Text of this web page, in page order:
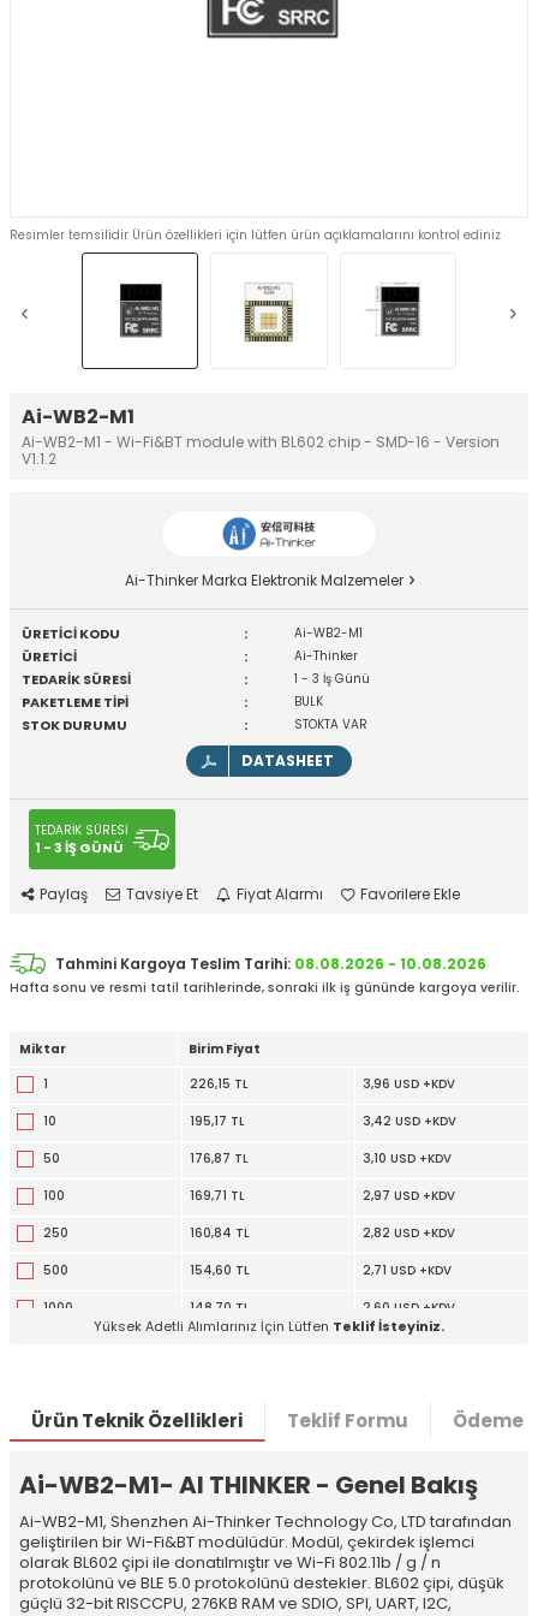
Ai-WB2-M1
Ai-WB2-M1 - Wi-Fi&BT module with BL602 chip - SMD-16 - Version
V1.1.2
Resimler temsilidir Ürün özellikleri için lütfen ürün açıklamalarını kontrol ediniz
Ai-Thinker Marka Elektronik Malzemeler
ÜRETİCİ KODU : Ai-WB2-M1
ÜRETİCİ : Ai-Thinker
TEDARİK SÜRESİ : 1 - 3 İş Günü
PAKETLEME TİPİ : BULK
STOK DURUMU : STOKTA VAR
DATASHEET
TEDARİK SÜRESİ
1 - 3 İŞ GÜNÜ
Paylaş Tavsiye Et Fiyat Alarmı Favorilere Ekle
Tahmini Kargoya Teslim Tarihi: 08.08.2026 - 10.08.2026
Hafta sonu ve resmi tatil tarihlerinde, sonraki ilk iş gününde kargoya verilir.
Miktar
Birim Fiyat
1
226,15 TL 3,96 USD +KDV
10 195,17 TL 3,42 USD +KDV
50 176,87 TL 3,10 USD +KDV
100 169,71 TL 2,97 USD +KDV
250 160,84 TL 2,82 USD +KDV
500 154,60 TL 2,71 USD +KDV
1000 148,70 TL 2,60 USD +KDV
Yüksek Adetli Alımlarınız İçin Lütfen Teklif İsteyiniz.
Ürün Teknik Özellikleri Teklif Formu Ödeme
Ai-WB2-M1- AI THINKER - Genel Bakış
Ai-WB2-M1, Shenzhen Ai-Thinker Technology Co, LTD tarafından
geliştirilen bir Wi-Fi&BT modülüdür. Modül, çekirdek işlemci
olarak BL602 çipi ile donatılmıştır ve Wi-Fi 802.11b / g / n
protokolünü ve BLE 5.0 protokolünü destekler. BL602 çipi, düşük
güçlü 32-bit RISCCPU, 276KB RAM ve SDIO, SPI, UART, I2C,